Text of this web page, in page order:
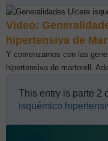
Video:
hipertensiva de
Y comenzamos con las
hipertensiva de martorell.
This entry is parte 2
isquémico